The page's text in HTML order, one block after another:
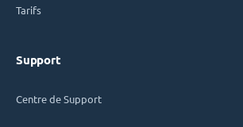
Tarifs
Support
Centre de Support